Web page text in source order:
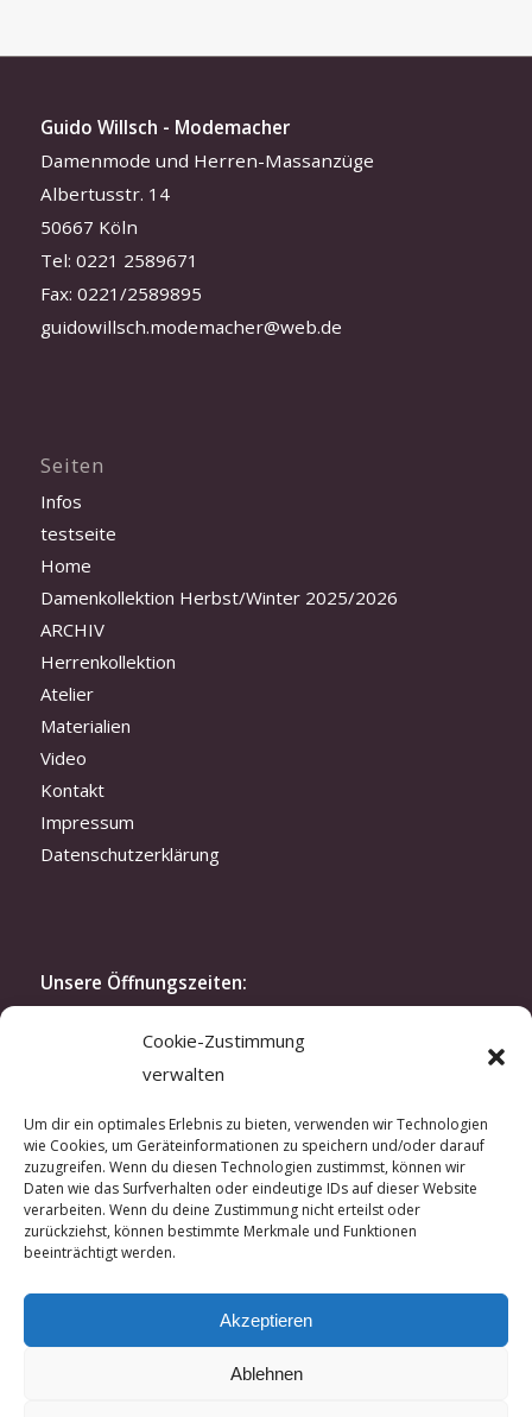
Cookie-Zustimmung
verwalten
Um dir ein optimales Erlebnis zu bieten, verwenden wir Technologien
wie Cookies, um Geräteinformationen zu speichern und/oder darauf
zuzugreifen. Wenn du diesen Technologien zustimmst, können wir
Daten wie das Surfverhalten oder eindeutige IDs auf dieser Website
verarbeiten. Wenn du deine Zustimmung nicht erteilst oder
zurückziehst, können bestimmte Merkmale und Funktionen
beeinträchtigt werden.
Akzeptieren
Ablehnen
Guido Willsch - Modemacher
Damenmode und Herren-Massanzüge
Albertusstr. 14
50667 Köln
Tel: 0221 2589671
Fax: 0221/2589895
guidowillsch.modemacher@web.de
Seiten
Infos
testseite
Home
Damenkollektion Herbst/Winter 2025/2026
ARCHIV
Herrenkollektion
Atelier
Materialien
Video
Kontakt
Impressum
Datenschutzerklärung
Unsere Öffnungszeiten:
Samstag: 11.30-16 Uhr
oder nach Vereinbarung
Modenschau:
Zweimal im Jahr laden wir exklusiv unsere Kunden
und Kundinnen zu unserer Modenschau ein. In der
kreativen Atmosphäre unseres Ateliers lassen sich
hautnah unsere aktuellen Kreationen erleben.
sprechen Sie uns gerne an.